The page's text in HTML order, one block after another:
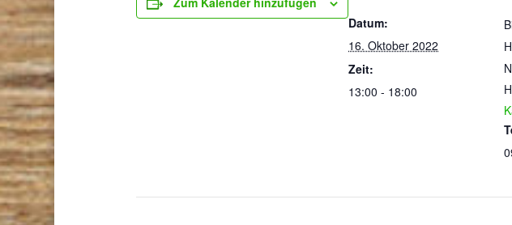
Datum:
16. Oktober 2022
Zeit:
13:00 - 18:00